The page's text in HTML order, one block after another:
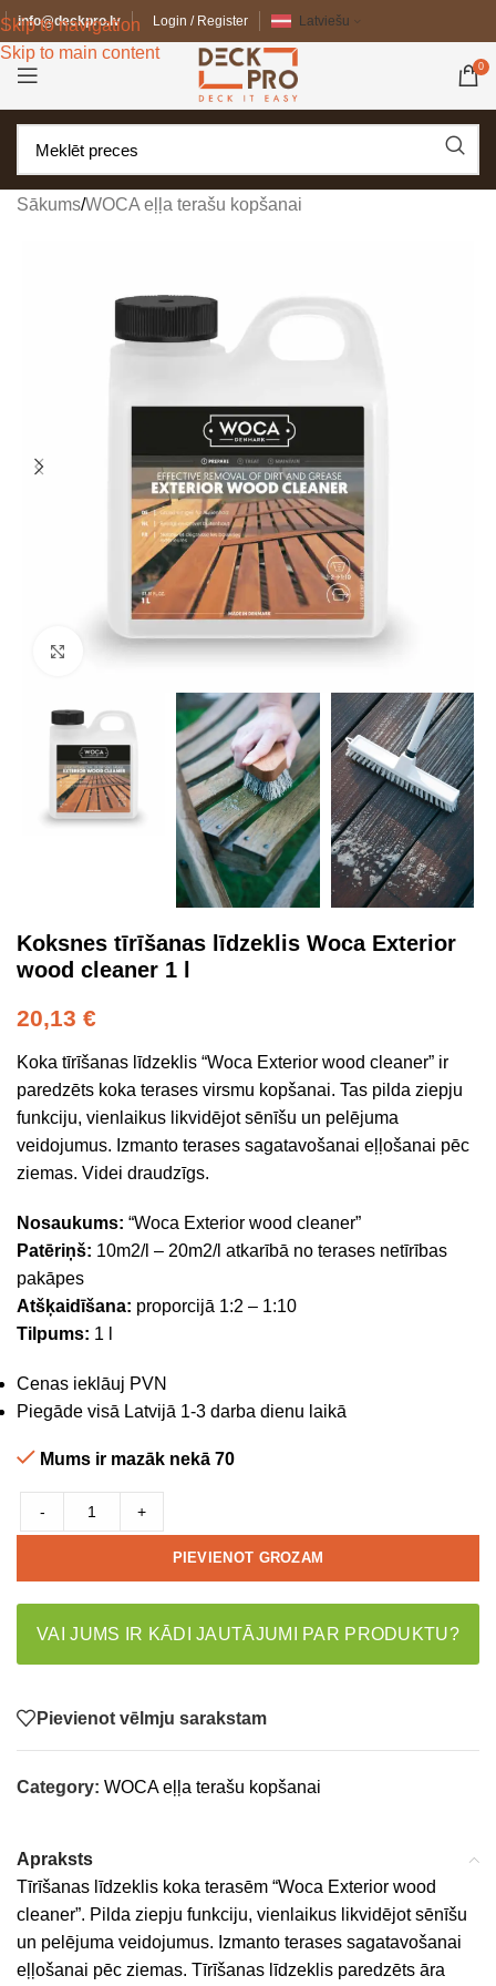
Skip to navigation
Skip to main content
info@deckpro.lv Login / Register Latviešu
0
Sākums/WOCA eļļa terašu kopšanai
Click to enlarge
Koksnes tīrīšanas līdzeklis Woca Exterior
wood cleaner 1 l
20,13 €
Koka tīrīšanas līdzeklis “Woca Exterior wood cleaner” ir
paredzēts koka terases virsmu kopšanai. Tas pilda ziepju
funkciju, vienlaikus likvidējot sēnīšu un pelējuma
veidojumus. Izmanto terases sagatavošanai eļļošanai pēc
ziemas. Videi draudzīgs.
Nosaukums: “Woca Exterior wood cleaner”
Patēriņš: 10m2/l – 20m2/l atkarībā no terases netīrības
pakāpes
Atšķaidīšana: proporcijā 1:2 – 1:10
Tilpums: 1 l
Cenas ieklāuj PVN
Piegāde visā Latvijā 1-3 darba dienu laikā
Mums ir mazāk nekā 70
- +
PIEVIENOT GROZAM
VAI JUMS IR KĀDI JAUTĀJUMI PAR PRODUKTU?
Pievienot vēlmju sarakstam
Category: WOCA eļļa terašu kopšanai
Apraksts
Tīrīšanas līdzeklis koka terasēm “Woca Exterior wood
cleaner”. Pilda ziepju funkciju, vienlaikus likvidējot sēnīšu
un pelējuma veidojumus. Izmanto terases sagatavošanai
eļļošanai pēc ziemas. Tīrīšanas līdzeklis paredzēts āra